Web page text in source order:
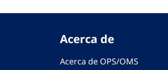
Acerca de
Acerca de OPS/OMS